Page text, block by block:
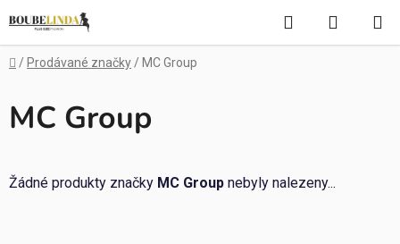
na
obsah
Hledat
KOŠÍK
Domů
/ Prodávané značky / MC Group
MC Group
Žádné produkty značky MC Group nebyly nalezeny...